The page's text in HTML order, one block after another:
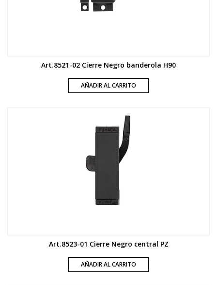
Art.8521-02 Cierre Negro banderola H90
AÑADIR AL CARRITO
Art.8523-01 Cierre Negro central PZ
AÑADIR AL CARRITO